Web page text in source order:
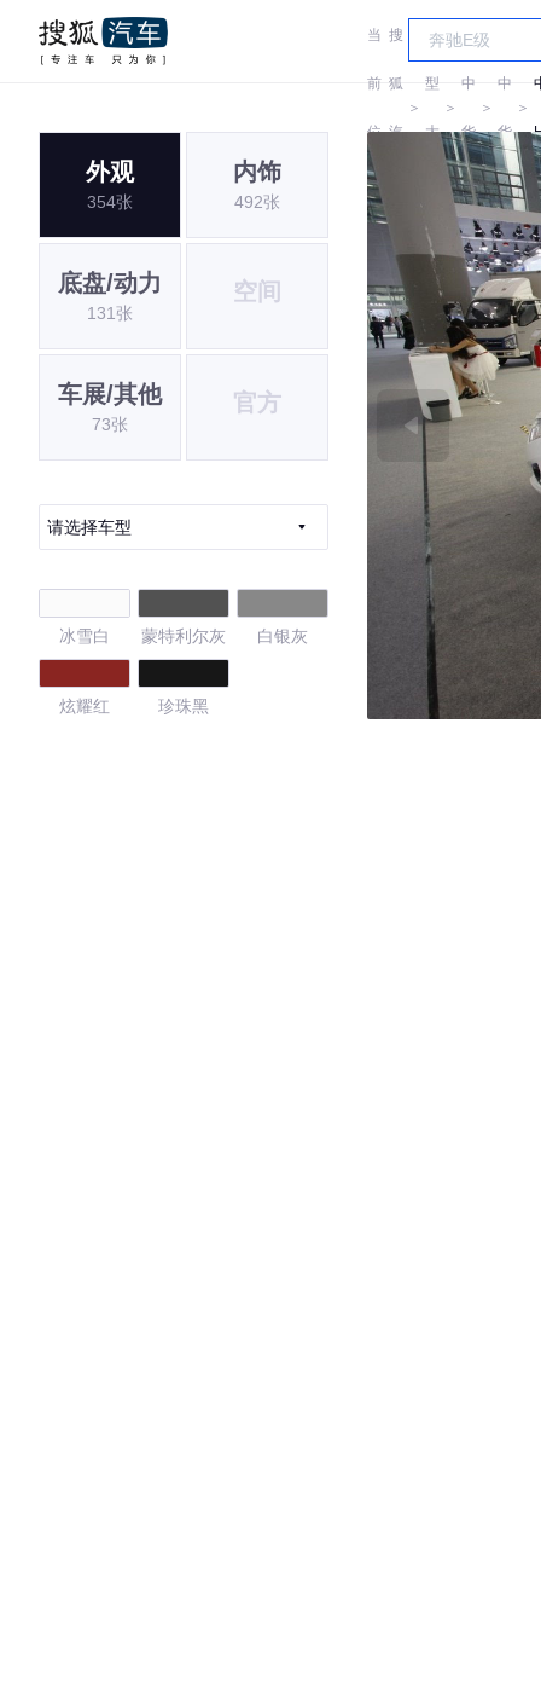
当
前
位
置:
搜
狐
汽
＞
车
型
大
＞
中
华
＞
中
华
＞
外观
354张
内饰
492张
底盘/动力
131张
空间
车展/其他
73张
官方
请选择车型
冰雪白 蒙特利尔灰 白银灰
炫耀红 珍珠黑